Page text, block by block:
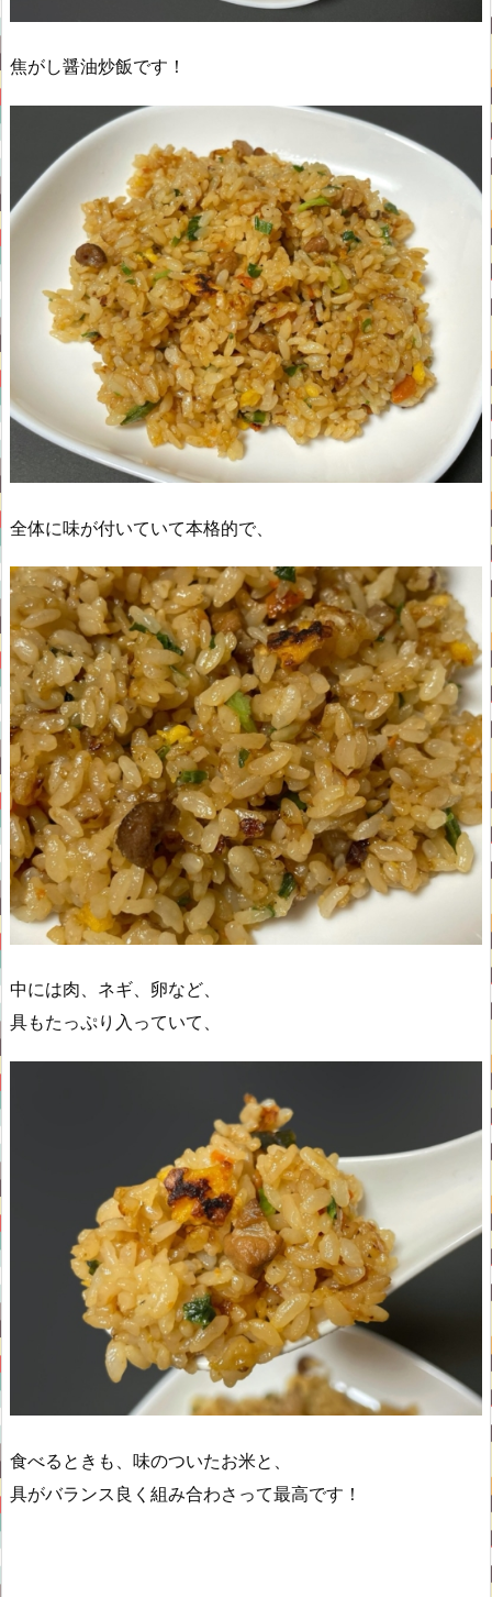
焦がし醤油炒飯です！
全体に味が付いていて本格的で、
中には肉、ネギ、卵など、
具もたっぷり入っていて、
食べるときも、味のついたお米と、
具がバランス良く組み合わさって最高です！